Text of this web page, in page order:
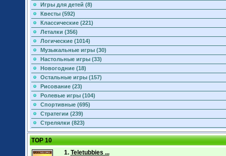
Игры для детей (8)
Квесты (592)
Классические (221)
Леталки (356)
Логические (1014)
Музыкальные игры (30)
Настольные игры (33)
Новогодние (18)
Остальные игры (157)
Рисование (23)
Ролевые игры (104)
Спортивные (695)
Стратегии (239)
Стрелялки (823)
TOP 10
1. Teletubbies ...